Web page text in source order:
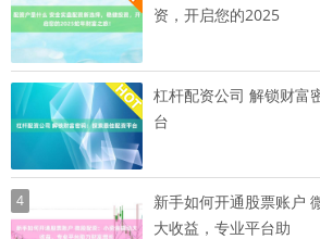
资，开启您的2025
杠杆配资公司 解锁财富
台
4
新手如何开通股票账户
大收益，专业平台助